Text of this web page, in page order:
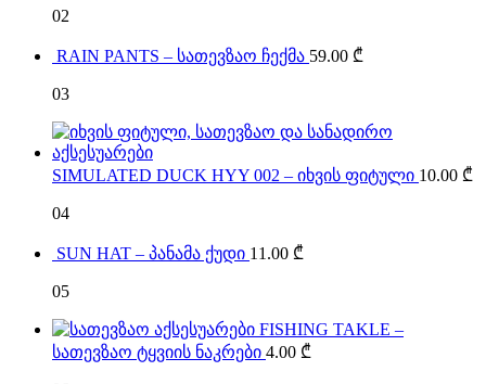
02
RAIN PANTS – სათევზაო ჩექმა 59.00 ₾
03
SIMULATED DUCK HYY 002 – იხვის ფიტული 10.00 ₾
04
SUN HAT – პანამა ქუდი 11.00 ₾
05
FISHING TAKLE –
სათევზაო ტყვიის ნაკრები 4.00 ₾